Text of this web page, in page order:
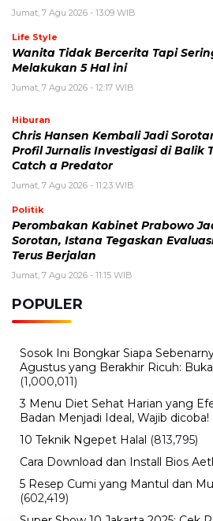
Jumat, 7 Agu 2026 - 13:09 WIB
Life Style
Wanita Tidak Bercerita Tapi
Melakukan 5 Hal ini
Jumat, 7 Agu 2026 - 12:17 WIB
Hiburan
Chris Hansen Kembali Jadi
Profil Jurnalis Investigasi di Balik
Catch a Predator
Jumat, 7 Agu 2026 - 11:23 WIB
Politik
Perombakan Kabinet Prabowo
Sorotan, Istana Tegaskan
Terus Berjalan
Jumat, 7 Agu 2026 - 11:15 WIB
POPULER
Sosok Ini Bongkar Siapa
Agustus yang Berakhir Ricuh:
(1,000,011)
3 Menu Diet Sehat Harian yang
Badan Menjadi Ideal, Wajib dicoba!
10 Teknik Ngepet Halal (813,795)
Cara Download dan Install Bios
5 Resep Cumi yang Mantul dan
(602,419)